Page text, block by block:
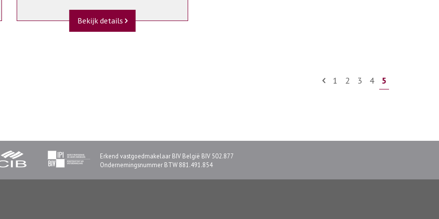
Bekijk details
1 2 3 4 5
Erkend vastgoedmakelaar BIV België BIV 502.877
Ondernemingsnummer BTW 881.491.854